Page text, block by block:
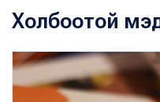
Холбоотой